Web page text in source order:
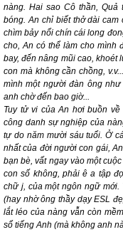
nàng. Hai sao Cô thần,
bóng. An chỉ biết thở dài
chìm bảy nổi chín cái long
cho, An có thể làm cho mình
bay, đến nâng mũi cao, khoét
con mà không cần chồng,
mình một người đàn ông
anh chờ đến bao giờ...
Tuy tử vi của An hơi buồn
công danh sự nghiệp của
tự do năm mười sáu tuổi. Ở
nhất của đời người con gái,
bạn bè, vất ngay vào một
con số không, phải ê a tập
chữ j, của một ngôn ngữ
(hay nhờ ông thầy dạy ESL
lắt léo của nàng vẫn còn
sổ tiếng Anh (mà không anh